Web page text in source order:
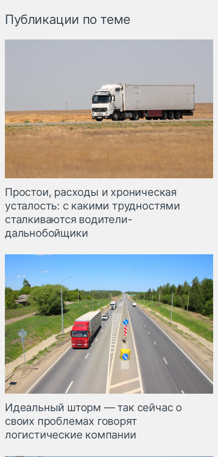
Публикации по теме
Простои, расходы и хроническая
усталость: с какими трудностями
сталкиваются водители-
дальнобойщики
Идеальный шторм — так сейчас о
своих проблемах говорят
логистические компании